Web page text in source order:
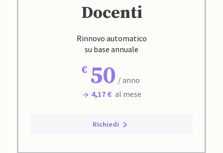
Docenti
Rinnovo automatico
su base annuale
50 / anno
4,17 € al mese
Richiedi